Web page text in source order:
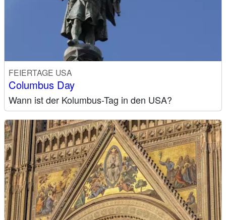
FEIERTAGE USA
Columbus Day
Wann ist der Kolumbus-Tag in den USA?